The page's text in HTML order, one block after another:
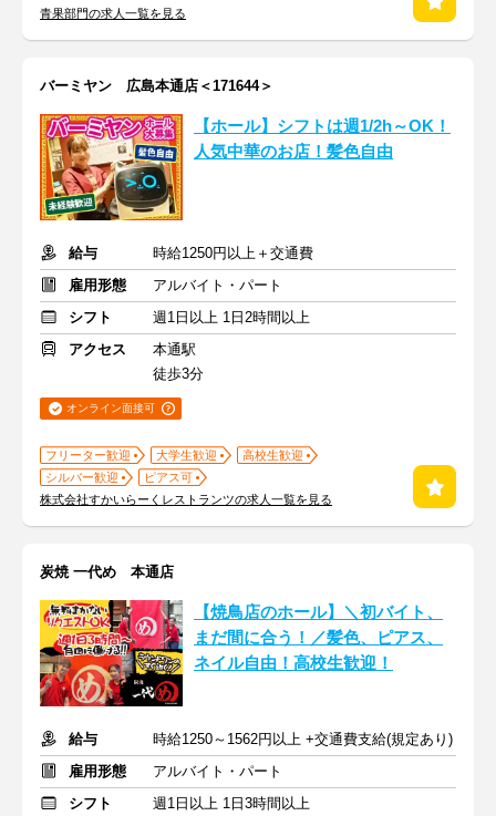
青果部門の求人一覧を見る
バーミヤン 広島本通店＜171644＞
【ホール】シフトは週1/2h～OK！
人気中華のお店！髪色自由
給与
時給1250円以上＋交通費
雇用形態
アルバイト・パート
シフト
週1日以上 1日2時間以上
アクセス
本通駅
徒歩3分
オンライン面接可
フリーター歓迎 大学生歓迎
高校生歓迎
シルバー歓迎
ピアス可
株式会社すかいらーくレストランツの求人一覧を見る
炭焼 一代め 本通店
【焼鳥店のホール】＼初バイト、
まだ間に合う！／髪色、ピアス、
ネイル自由！高校生歓迎！
給与
時給1250～1562円以上 +交通費支給(規定あり)
雇用形態
アルバイト・パート
シフト
週1日以上 1日3時間以上